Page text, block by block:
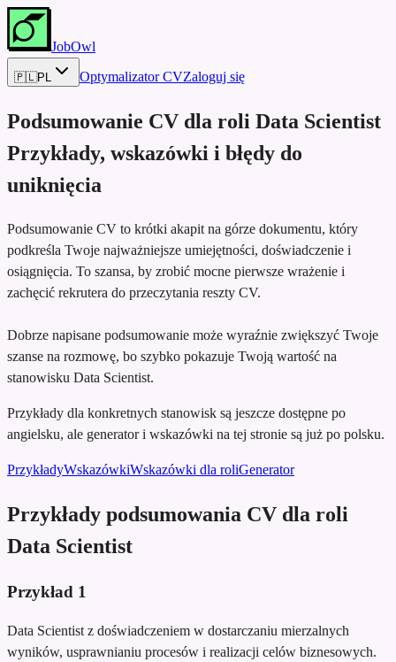
JobOwl
🇵🇱PL Optymalizator CVZaloguj się
Podsumowanie CV dla roli Data Scientist
Przykłady, wskazówki i błędy do
uniknięcia
Podsumowanie CV to krótki akapit na górze dokumentu, który
podkreśla Twoje najważniejsze umiejętności, doświadczenie i
osiągnięcia. To szansa, by zrobić mocne pierwsze wrażenie i
zachęcić rekrutera do przeczytania reszty CV.
Dobrze napisane podsumowanie może wyraźnie zwiększyć Twoje
szanse na rozmowę, bo szybko pokazuje Twoją wartość na
stanowisku Data Scientist.
Przykłady dla konkretnych stanowisk są jeszcze dostępne po
angielsku, ale generator i wskazówki na tej stronie są już po polsku.
PrzykładyWskazówkiWskazówki dla roliGenerator
Przykłady podsumowania CV dla roli
Data Scientist
Przykład 1
Data Scientist z doświadczeniem w dostarczaniu mierzalnych
wyników, usprawnianiu procesów i realizacji celów biznesowych.